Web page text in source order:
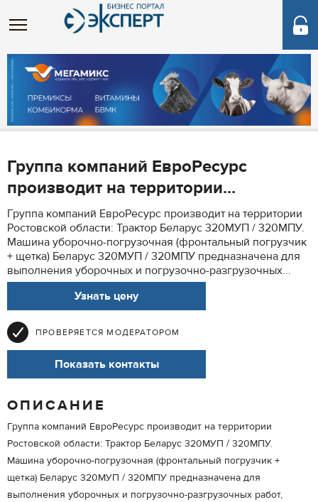
Группа компаний ЕвроРесурс
производит на территории...
Группа компаний ЕвроРесурс производит на территории
Ростовской области: Трактор Беларус 320МУП / 320МПУ.
Машина уборочно-погрузочная (фронтальный погрузчик
+ щетка) Беларус 320МУП / 320МПУ предназначена для
выполнения уборочных и погрузочно-разгрузочных...
Узнать цену
ПРОВЕРЯЕТСЯ МОДЕРАТОРОМ
Показать контакты
ОПИСАНИЕ
Группа компаний ЕвроРесурс производит на территории
Ростовской области: Трактор Беларус 320МУП / 320МПУ.
Машина уборочно-погрузочная (фронтальный погрузчик +
щетка) Беларус 320МУП / 320МПУ предназначена для
выполнения уборочных и погрузочно-разгрузочных работ,